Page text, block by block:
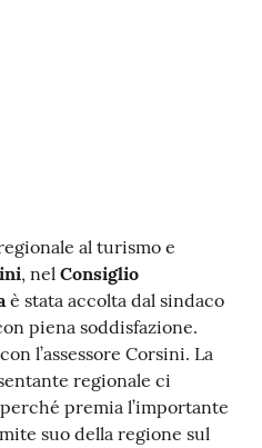
al turismo e
, nel Consiglio
è stata accolta dal sindaco
piena soddisfazione.
l’assessore Corsini. La
regionale ci
premia l’importante
suo della regione sul